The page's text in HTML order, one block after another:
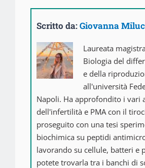
Scritto da:Giovanna
Laureata
Biologia del
e della
all'università
Napoli. Ha approfondito i vari
dell'infertilità e PMA con il
proseguito con una tesi
biochimica su peptidi
lavorando su cellule, batteri e
potete trovarla tra i banchi di